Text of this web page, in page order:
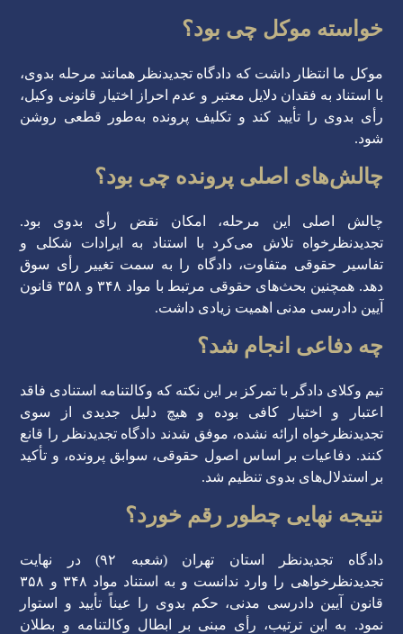
خواسته موکل چی بود؟
موکل ما انتظار داشت که دادگاه تجدیدنظر همانند مرحله بدوی،
با استناد به فقدان دلایل معتبر و عدم احراز اختیار قانونی وکیل،
رأی بدوی را تأیید کند و تکلیف پرونده به‌طور قطعی روشن
شود.
چالش‌های اصلی پرونده چی بود؟
چالش اصلی این مرحله، امکان نقض رأی بدوی بود.
تجدیدنظرخواه تلاش می‌کرد با استناد به ایرادات شکلی و
تفاسیر حقوقی متفاوت، دادگاه را به سمت تغییر رأی سوق
دهد. همچنین بحث‌های حقوقی مرتبط با مواد ۳۴۸ و ۳۵۸ قانون
آیین دادرسی مدنی اهمیت زیادی داشت.
چه دفاعی انجام شد؟
تیم وکلای دادگر با تمرکز بر این نکته که وکالتنامه استنادی فاقد
اعتبار و اختیار کافی بوده و هیچ دلیل جدیدی از سوی
تجدیدنظرخواه ارائه نشده، موفق شدند دادگاه تجدیدنظر را قانع
کنند. دفاعیات بر اساس اصول حقوقی، سوابق پرونده، و تأکید
بر استدلال‌های بدوی تنظیم شد.
نتیجه نهایی چطور رقم خورد؟
دادگاه تجدیدنظر استان تهران (شعبه ۹۲) در نهایت
تجدیدنظرخواهی را وارد ندانست و به استناد مواد ۳۴۸ و ۳۵۸
قانون آیین دادرسی مدنی، حکم بدوی را عیناً تأیید و استوار
نمود. به این ترتیب، رأی مبنی بر ابطال وکالتنامه و بطلان